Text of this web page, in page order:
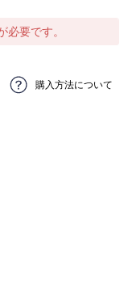
必要です。
購入方法について